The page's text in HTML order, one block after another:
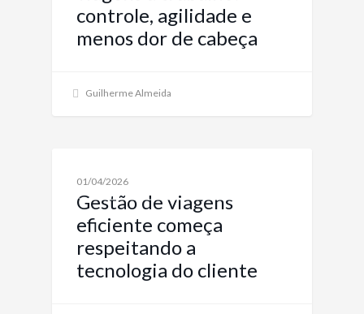
controle, agilidade e
menos dor de cabeça
Guilherme Almeida
01/04/2026
Gestão de viagens
eficiente começa
respeitando a
tecnologia do cliente